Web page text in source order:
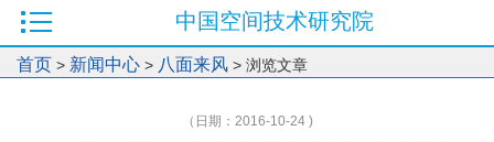
中国空间技术研究院
首页 > 新闻中心 > 八面来风 > 浏览文章
（日期：2016-10-24 )